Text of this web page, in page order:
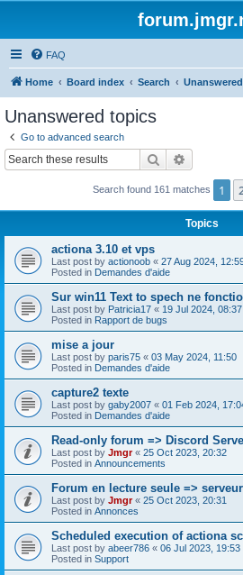
FAQ
Home Board index Search
Unanswered topics
Go to advanced search
Search
Search found 161 matches 1
Topics
actiona 3.10 et vps
Last post by actionoob « 27 Aug 2024,
Posted in Demandes d'aide
Sur win11 Text to spech ne
Last post by Patricia17 « 19 Jul 2024, 08:37
Posted in Rapport de bugs
mise a jour
Last post by paris75 « 03 May 2024, 11:50
Posted in Demandes d'aide
capture2 texte
Last post by gaby2007 « 01 Feb 2024,
Posted in Demandes d'aide
Read-only forum => Discord
Last post by Jmgr« 25 Oct 2023, 20:32
Posted in Announcements
Forum en lecture seule =>
Last post by Jmgr« 25 Oct 2023, 20:31
Posted in Annonces
Scheduled execution of actiona
Last post by abeer786 « 06 Jul 2023, 19:53
Posted in Support